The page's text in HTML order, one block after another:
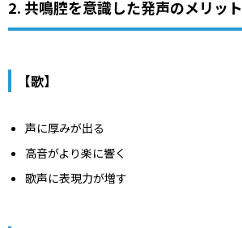
2. 共鳴腔を意識した発声のメリット
【歌】
声に厚みが出る
高音がより楽に響く
歌声に表現力が増す